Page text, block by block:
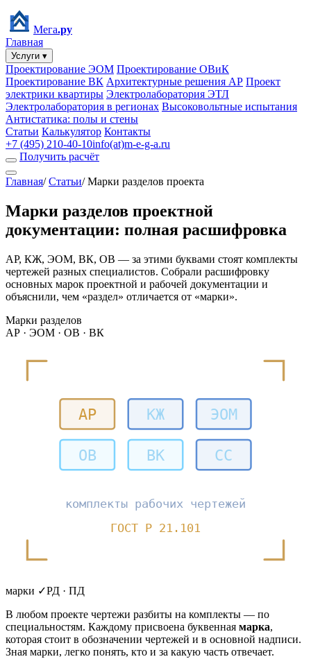
Мега.ру
Главная
Услуги ▾
Проектирование ЭОМ Проектирование ОВиК
Проектирование ВК Архитектурные решения АР Проект
электрики квартиры Электролаборатория ЭТЛ
Электролаборатория в регионах Высоковольтные испытания
Антистатика: полы и стены
Статьи Калькулятор Контакты
+7 (495) 210-40-10info(at)m-e-g-a.ru
Получить расчёт
Главная/ Статьи/Марки разделов проекта
Марки разделов проектной
документации: полная расшифровка
АР, КЖ, ЭОМ, ВК, ОВ — за этими буквами стоят комплекты
чертежей разных специалистов. Собрали расшифровку
основных марок проектной и рабочей документации и
объяснили, чем «раздел» отличается от «марки».
Марки разделов
АР · ЭОМ · ОВ · ВК
АР КЖ ЭОМ
ОВ ВК СС
комплекты рабочих чертежей
ГОСТ Р 21.101
марки ✓РД · ПД
В любом проекте чертежи разбиты на комплекты — по
специальностям. Каждому присвоена буквенная марка,
которая стоит в обозначении чертежей и в основной надписи.
Зная марки, легко понять, кто и за какую часть отвечает.